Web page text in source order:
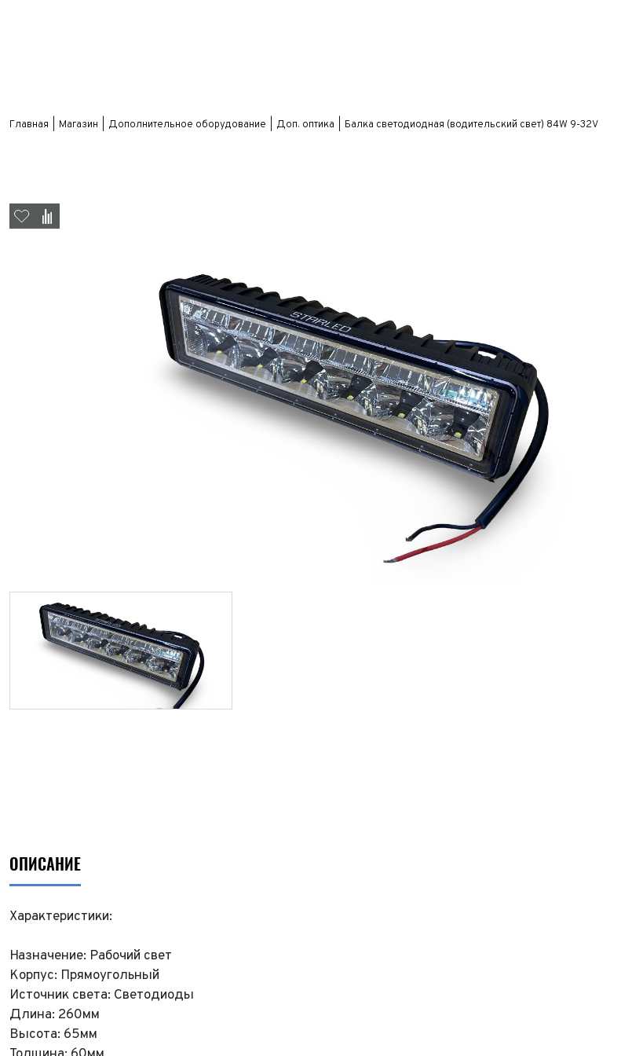
Главная Магазин Дополнительное оборудование Доп. оптика Балка светодиодная (водительский свет) 84W 9-32V
ОПИСАНИЕ
Характеристики:
Назначение: Рабочий свет
Корпус: Прямоугольный
Источник света: Светодиоды
Длина: 260мм
Высота: 65мм